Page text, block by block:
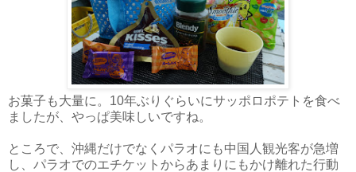
お菓子も大量に。10年ぶりぐらいにサッポロポテトを食べ
ましたが、やっぱ美味しいですね。
ところで、沖縄だけでなくパラオにも中国人観光客が急増
し、パラオでのエチケットからあまりにもかけ離れた行動